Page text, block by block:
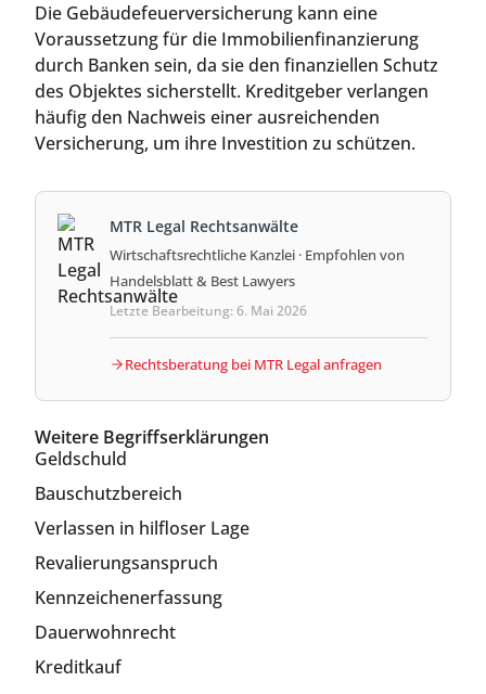
Die Gebäudefeuerversicherung kann eine
Voraussetzung für die Immobilienfinanzierung
durch Banken sein, da sie den finanziellen Schutz
des Objektes sicherstellt. Kreditgeber verlangen
häufig den Nachweis einer ausreichenden
Versicherung, um ihre Investition zu schützen.
MTR Legal Rechtsanwälte
Wirtschaftsrechtliche Kanzlei · Empfohlen von
Handelsblatt & Best Lawyers
Letzte Bearbeitung: 6. Mai 2026
Rechtsberatung bei MTR Legal anfragen
Weitere Begriffserklärungen
Geldschuld
Bauschutzbereich
Verlassen in hilfloser Lage
Revalierungsanspruch
Kennzeichenerfassung
Dauerwohnrecht
Kreditkauf